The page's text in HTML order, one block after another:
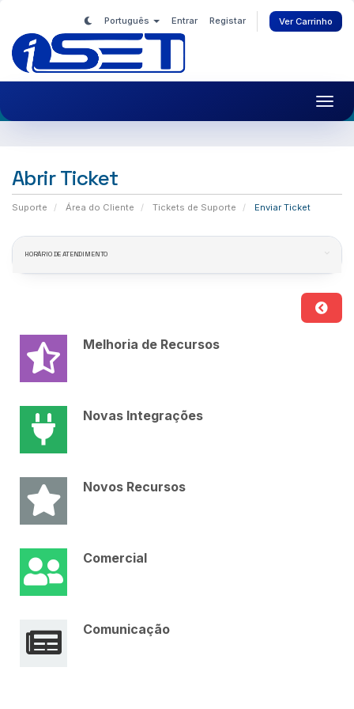
Português Entrar Registar Ver Carrinho
Abrir Ticket
Suporte Área do Cliente Tickets de Suporte Enviar Ticket
HORÁRIO DE ATENDIMENTO
Melhoria de Recursos
Novas Integrações
Novos Recursos
Comercial
Comunicação